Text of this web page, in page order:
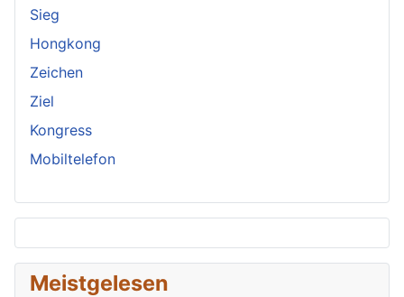
Sieg
Hongkong
Zeichen
Ziel
Kongress
Mobiltelefon
Meistgelesen